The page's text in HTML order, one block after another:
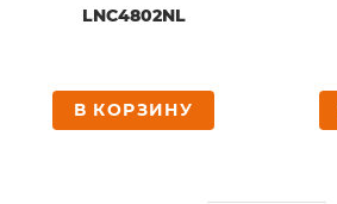
LNC4802NL
В КОРЗИНУ